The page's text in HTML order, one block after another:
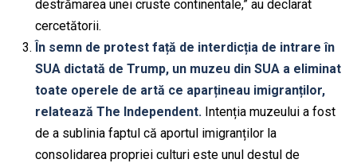
destrămarea unei cruste continentale,” au declarat
cercetătorii.
În semn de protest față de interdicția de intrare în
SUA dictată de Trump, un muzeu din SUA a eliminat
toate operele de artă ce aparțineau imigranților,
relatează The Independent. Intenția muzeului a fost
de a sublinia faptul că aportul imigranților la
consolidarea propriei culturi este unul destul de